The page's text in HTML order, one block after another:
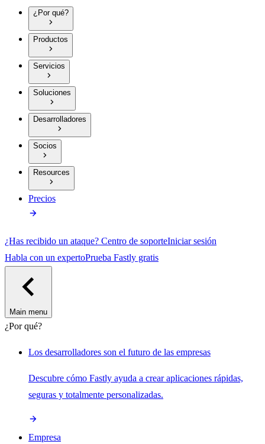
¿Por qué?
Productos
Servicios
Soluciones
Desarrolladores
Socios
Resources
Precios
¿Has recibido un ataque? Centro de soporteIniciar sesión
Habla con un expertoPrueba Fastly gratis
Main menu
¿Por qué?
Los desarrolladores son el futuro de las empresas
Descubre cómo Fastly ayuda a crear aplicaciones rápidas,
seguras y totalmente personalizadas.
Empresa